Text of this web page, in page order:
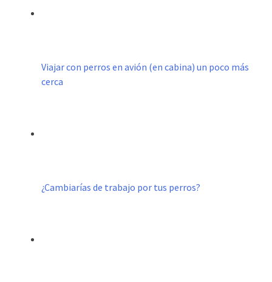
Viajar con perros en avión (en cabina) un poco más
cerca
¿Cambiarías de trabajo por tus perros?